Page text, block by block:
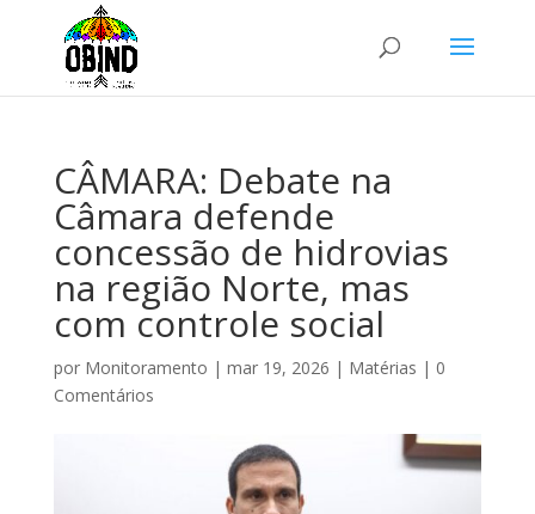
CÂMARA: Debate na
Câmara defende
concessão de hidrovias
na região Norte, mas
com controle social
por Monitoramento | mar 19, 2026 | Matérias | 0
Comentários